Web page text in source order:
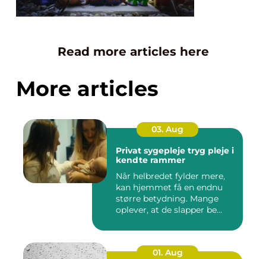
Read more articles here
More articles
03. Aug
Privat sygepleje tryg pleje i
kendte rammer
Når helbredet fylder mere,
kan hjemmet få en endnu
større betydning. Mange
oplever, at de slapper be...
01. Aug